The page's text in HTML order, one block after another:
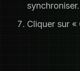
synchroniser.
Cliquer sur «